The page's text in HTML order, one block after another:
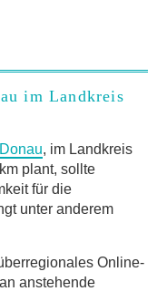
im Landkreis
, im Landkreis
plant, sollte
für die
unter anderem
Online-
anstehende